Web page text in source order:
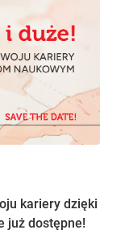
kariery dzięki
już dostępne!